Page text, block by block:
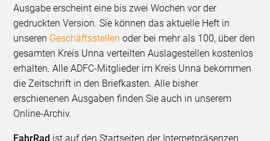
Ausgabe erscheint eine bis zwei Wochen vor der
gedruckten Version. Sie können das aktuelle Heft in
unseren Geschäftsstellen oder bei mehr als 100, über den
gesamten Kreis Unna verteilten Auslagestellen kostenlos
erhalten. Alle ADFC-Mitglieder im Kreis Unna bekommen
die Zeitschrift in den Briefkasten. Alle bisher
erschienenen Ausgaben finden Sie auch in unserem
Online-Archiv.
FahrRad ist auf den Startseiten der Internetpräsenzen